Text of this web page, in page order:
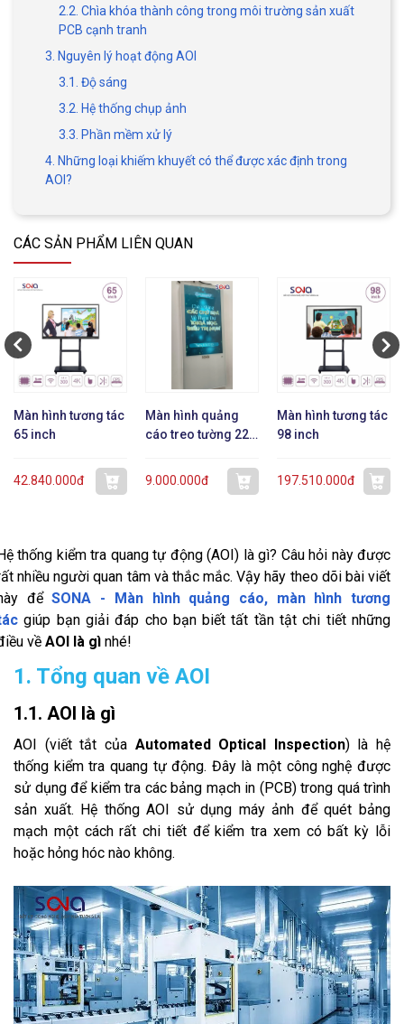
2.2. Chìa khóa thành công trong môi trường sản xuất
PCB cạnh tranh
3. Nguyên lý hoạt động AOI
3.1. Độ sáng
3.2. Hệ thống chụp ảnh
3.3. Phần mềm xử lý
4. Những loại khiếm khuyết có thể được xác định trong
AOI?
CÁC SẢN PHẨM LIÊN QUAN
Màn hình tương tác
65 inch
42.840.000đ
Màn hình quảng
cáo treo tường 22
9.000.000đ
Màn hình tương tác
98 inch
197.510.000đ
thống kiểm tra quang tự động (AOI) là gì? Câu hỏi này được
nhiều người quan tâm và thắc mắc. Vậy hãy theo dõi bài viết
đểSONA - Màn hình quảng cáo, màn hình tương
giúp bạn giải đáp cho bạn biết tất tần tật chi tiết những
về AOI là gì nhé!
1. Tổng quan về AOI
1.1. AOI là gì
AOI (viết tắt của Automated Optical Inspection) là hệ
thống kiểm tra quang tự động. Đây là một công nghệ được
sử dụng để kiểm tra các bảng mạch in (PCB) trong quá trình
sản xuất. Hệ thống AOI sử dụng máy ảnh để quét bảng
mạch một cách rất chi tiết để kiểm tra xem có bất kỳ lỗi
hoặc hỏng hóc nào không.